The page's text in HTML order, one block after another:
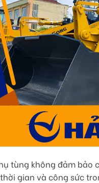
không đảm bảo
gian và công sức